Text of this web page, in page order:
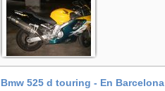
Bmw 525 d touring - En Barcelona